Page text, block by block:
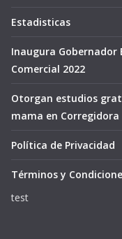
Estadisticas
Inaugura Gobernador
Comercial 2022
Otorgan estudios
mama en Corregidora
Política de Privacidad
Términos y
test